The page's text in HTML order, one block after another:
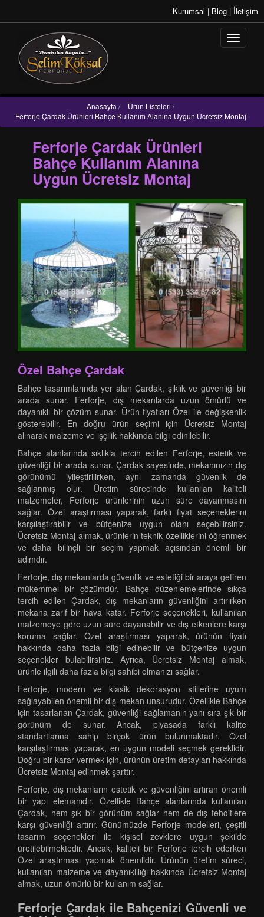
Kurumsal | Blog | İletişim
Anasayfa / Ürün Listeleri /
Ferforje Çardak Ürünleri Bahçe Kullanım Alanına Uygun Ücretsiz Montaj
Ferforje Çardak Ürünleri
Bahçe Kullanım Alanına
Uygun Ücretsiz Montaj
Özel Bahçe Çardak
Bahçe tasarımlarında yer alan Çardak, şıklık ve güvenliği bir
arada sunar. Ferforje, dış mekanlarda uzun ömürlü ve
dayanıklı bir çözüm sunar. Ürün fiyatları Özel ile değişkenlik
gösterebilir. En doğru ürün seçimi için Ücretsiz Montaj
alınarak malzeme ve işçilik hakkında bilgi edinilebilir.
Bahçe alanlarında sıklıkla tercih edilen Ferforje, estetik ve
güvenliği bir arada sunar. Çardak sayesinde, mekanınızın dış
görünümü iyileştirilirken, aynı zamanda güvenlik de
sağlanmış olur. Üretim sürecinde kullanılan kaliteli
malzemeler, Ferforje ürünlerinin uzun süre dayanmasını
sağlar. Özel araştırması yaparak, farklı fiyat seçeneklerini
karşılaştırabilir ve bütçenize uygun olanı seçebilirsiniz.
Ücretsiz Montaj almak, ürünlerin teknik özelliklerini öğrenmek
ve daha bilinçli bir seçim yapmak açısından önemli bir
adımdır.
Ferforje, dış mekanlarda güvenlik ve estetiği bir araya getiren
mükemmel bir çözümdür. Bahçe düzenlemelerinde sıkça
tercih edilen Çardak, dış mekanların güvenliğini artırırken
mekana zarif bir hava katar. Ferforje seçenekleri, kullanılan
malzemeye göre uzun süre dayanabilir ve dış etkenlere karşı
koruma sağlar. Özel araştırması yaparak, ürünün fiyatı
hakkında daha fazla bilgi edinebilir ve bütçenize uygun
seçenekler bulabilirsiniz. Ayrıca, Ücretsiz Montaj almak,
ürünle ilgili daha fazla bilgi sahibi olmanızı sağlar.
Ferforje, modern ve klasik dekorasyon stillerine uyum
sağlayabilen önemli bir dış mekan unsurudur. Özellikle Bahçe
için tasarlanan Çardak, güvenliği sağlamanın yanı sıra şık bir
görünüm de sunar. Ancak, piyasada farklı kalite
standartlarına sahip birçok ürün bulunmaktadır. Özel
karşılaştırması yaparak, en uygun modeli seçmek gereklidir.
Doğru bir karar vermek için, ürünün üretim detayları hakkında
Ücretsiz Montaj edinmek şarttır.
Ferforje, dış mekanların estetik ve güvenliğini artıran önemli
bir yapı elemanıdır. Özellikle Bahçe alanlarında kullanılan
Çardak, hem şık bir görünüm sağlar hem de dış tehditlere
karşı güvenliği artırır. Günümüzde Ferforje modelleri, çeşitli
tasarım seçenekleri ile kişisel zevklere uygun şekilde
üretilebilmektedir. Ancak, kaliteli bir Ferforje tercih ederken
Özel araştırması yapmak önemlidir. Ürünün üretim süreci,
kullanılan malzeme ve dayanıklılığı hakkında Ücretsiz Montaj
almak, uzun ömürlü bir kullanım sağlar.
Ferforje Çardak ile Bahçenizi Güvenli ve